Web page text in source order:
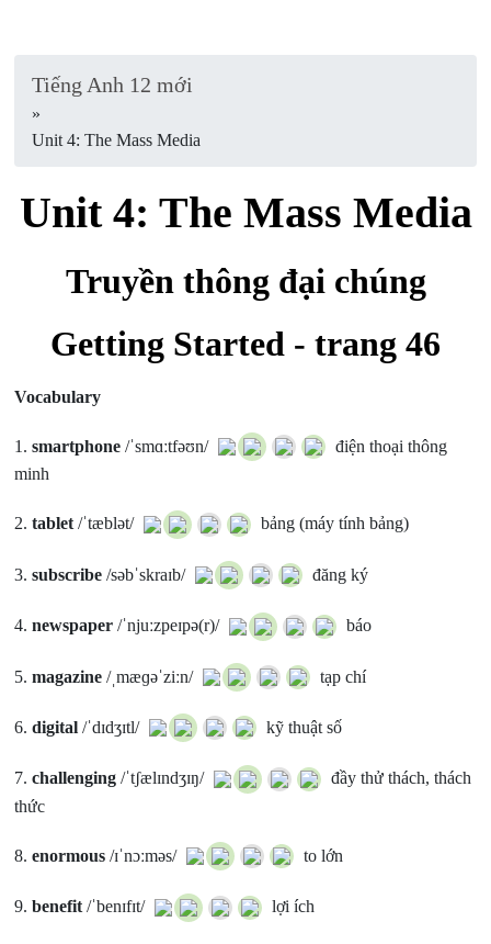
Tiếng Anh 12 mới
»
Unit 4: The Mass Media
Unit 4: The Mass Media
Truyền thông đại chúng
Getting Started - trang 46
Vocabulary
1.smartphone /ˈsmɑːtfəʊn/
điện thoại thông
minh
2.tablet/ˈtæblət/ bảng (máy tính bảng)
3.subscribe /səbˈskraɪb/ đăng ký
4.newspaper /ˈnjuːzpeɪpə(r)/ báo
5.magazine /ˌmæɡəˈziːn/ tạp chí
6.digital /ˈdɪdʒɪtl/ kỹ thuật số
7.challenging /ˈtʃælɪndʒɪŋ/
đầy thử thách, thách
thức
8.enormous /ɪˈnɔːməs/ to lớn
9.benefit /ˈbenɪfɪt/ lợi ích